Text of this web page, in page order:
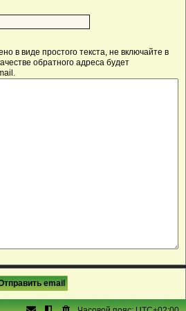
в виде простого текста, не включайте в
обратного адреса будет